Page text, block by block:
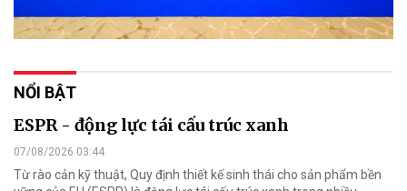
NỔI BẬT
ESPR - động lực tái cấu trúc xanh
07/08/2026 03:44
Từ rào cản kỹ thuật, Quy định thiết kế sinh thái cho sản phẩm bền